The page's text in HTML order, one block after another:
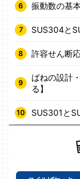
振動数の基
SUS304と
許容せん断
ばねの設計
る】
SUS301と